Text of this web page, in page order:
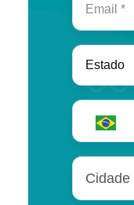
Cidade